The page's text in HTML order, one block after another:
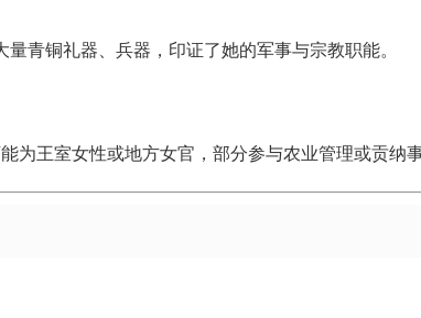
青铜礼器、兵器，印证了她的军事与宗教职能。
为王室女性或地方女官，部分参与农业管理或贡纳事